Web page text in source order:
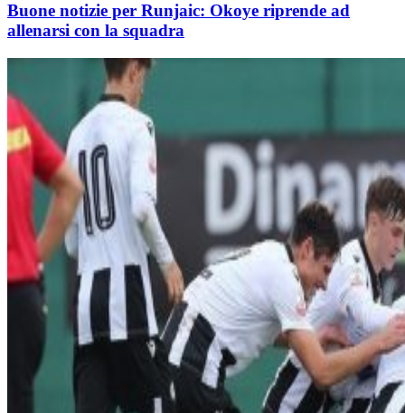
Buone notizie per Runjaic: Okoye riprende ad
allenarsi con la squadra